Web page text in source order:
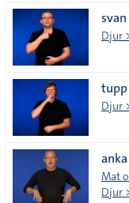
svan
Djur
tupp
Djur
anka
Mat
Djur